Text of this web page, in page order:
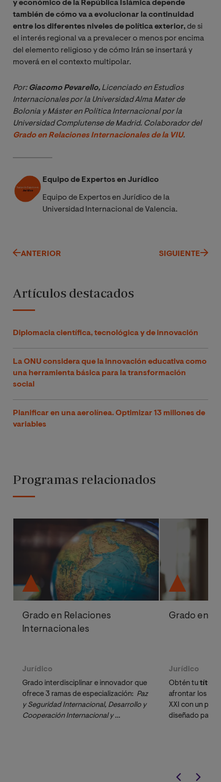
y económico de la República Islámica depende
también de cómo va a evolucionar la continuidad
entre los diferentes niveles de política exterior,de si
el interés regional va a prevalecer o menos por encima
del elemento religioso y de cómo Irán se insertará y
moverá en el contexto multipolar.
Por: Giacomo Pevarello, Licenciado en Estudios
Internacionales por la Universidad Alma Mater de
Bolonia y Máster en Política Internacional por la
Universidad Complutense de Madrid. Colaborador del
Grado en Relaciones Internacionales de la VIU.
Equipo de Expertos en Jurídico
Equipo de Expertos en Jurídico de la
Universidad Internacional de Valencia.
ANTERIOR SIGUIENTE
Artículos destacados
Diplomacia científica, tecnológica y de innovación
La ONU considera que la innovación educativa como
una herramienta básica para la transformación
social
Planificar en una aerolínea. Optimizar 13 millones de
variables
Programas relacionados
Grado en Relaciones
Internacionales
Jurídico
Grado interdisciplinar e innovador que
ofrece 3 ramas de especialización: Paz
y Seguridad Internacional, Desarrollo y
Cooperación Internacional y
Grado en
Jurídico
Obtén tutítulo
afrontar los
XXI con un
diseñado para